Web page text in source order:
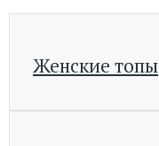
Женские топы